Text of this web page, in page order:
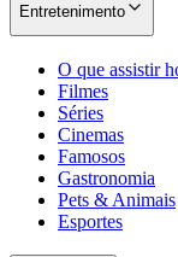
Entretenimento
O que assistir
Filmes
Séries
Cinemas
Famosos
Gastronomia
Pets & Animais
Esportes